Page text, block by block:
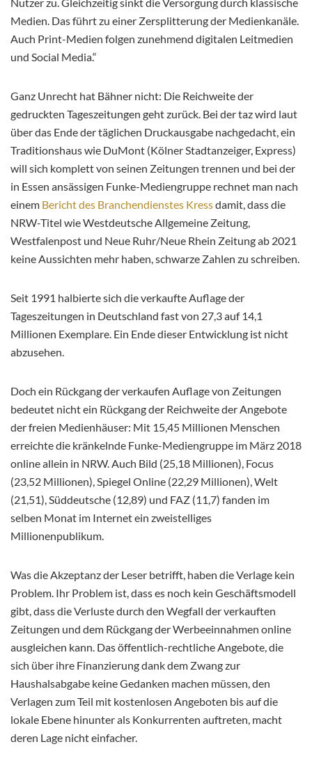
Medien. Das führt zu einer Zersplitterung der Medienkanäle.
Auch Print-Medien folgen zunehmend digitalen Leitmedien
und Social Media.“
Ganz Unrecht hat Bähner nicht: Die Reichweite der
gedruckten Tageszeitungen geht zurück. Bei der taz wird laut
über das Ende der täglichen Druckausgabe nachgedacht, ein
Traditionshaus wie DuMont (Kölner Stadtanzeiger, Express)
will sich komplett von seinen Zeitungen trennen und bei der
in Essen ansässigen Funke-Mediengruppe rechnet man nach
einem Bericht des Branchendienstes Kressdamit, dass die
NRW-Titel wie Westdeutsche Allgemeine Zeitung,
Westfalenpost und Neue Ruhr/Neue Rhein Zeitung ab 2021
keine Aussichten mehr haben, schwarze Zahlen zu schreiben.
Seit 1991 halbierte sich die verkaufte Auflage der
Tageszeitungen in Deutschland fast von 27,3 auf 14,1
Millionen Exemplare. Ein Ende dieser Entwicklung ist nicht
abzusehen.
Doch ein Rückgang der verkaufen Auflage von Zeitungen
bedeutet nicht ein Rückgang der Reichweite der Angebote
der freien Medienhäuser: Mit 15,45 Millionen Menschen
erreichte die kränkelnde Funke-Mediengruppe im März 2018
online allein in NRW. Auch Bild (25,18 Millionen), Focus
(23,52 Millionen), Spiegel Online (22,29 Millionen), Welt
(21,51), Süddeutsche (12,89) und FAZ (11,7) fanden im
selben Monat im Internet ein zweistelliges
Millionenpublikum.
Was die Akzeptanz der Leser betrifft, haben die Verlage kein
Problem. Ihr Problem ist, dass es noch kein Geschäftsmodell
gibt, dass die Verluste durch den Wegfall der verkauften
Zeitungen und dem Rückgang der Werbeeinnahmen online
ausgleichen kann. Das öffentlich-rechtliche Angebote, die
sich über ihre Finanzierung dank dem Zwang zur
Haushalsabgabe keine Gedanken machen müssen, den
Verlagen zum Teil mit kostenlosen Angeboten bis auf die
lokale Ebene hinunter als Konkurrenten auftreten, macht
deren Lage nicht einfacher.